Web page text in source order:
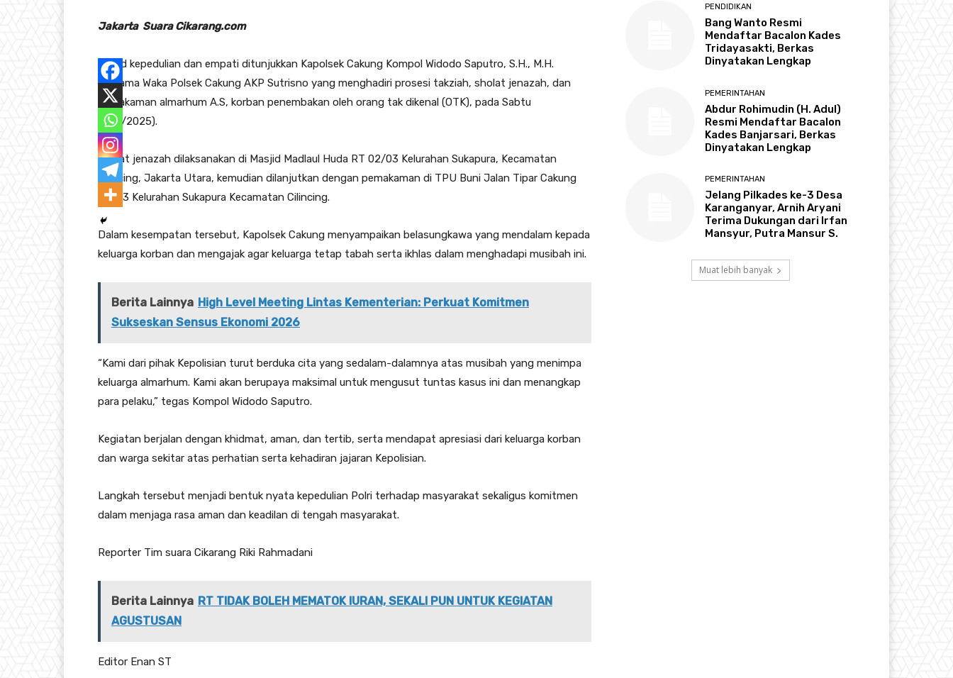
Jakarta Suara Cikarang.com
Wujud kepedulian dan empati ditunjukkan Kapolsek Cakung Kompol Widodo Saputro, S.H., M.H.
bersama Waka Polsek Cakung AKP Sutrisno yang menghadiri prosesi takziah, sholat jenazah, dan
pemakaman almarhum A.S, korban penembakan oleh orang tak dikenal (OTK), pada Sabtu
(8/11/2025).
Sholat jenazah dilaksanakan di Masjid Madlaul Huda RT 02/03 Kelurahan Sukapura, Kecamatan
Cilincing, Jakarta Utara, kemudian dilanjutkan dengan pemakaman di TPU Buni Jalan Tipar Cakung
RW 03 Kelurahan Sukapura Kecamatan Cilincing.
Dalam kesempatan tersebut, Kapolsek Cakung menyampaikan belasungkawa yang mendalam kepada
keluarga korban dan mengajak agar keluarga tetap tabah serta ikhlas dalam menghadapi musibah ini.
Berita Lainnya High Level Meeting Lintas Kementerian: Perkuat Komitmen
Sukseskan Sensus Ekonomi 2026
“Kami dari pihak Kepolisian turut berduka cita yang sedalam-dalamnya atas musibah yang menimpa
keluarga almarhum. Kami akan berupaya maksimal untuk mengusut tuntas kasus ini dan menangkap
para pelaku,” tegas Kompol Widodo Saputro.
Kegiatan berjalan dengan khidmat, aman, dan tertib, serta mendapat apresiasi dari keluarga korban
dan warga sekitar atas perhatian serta kehadiran jajaran Kepolisian.
Langkah tersebut menjadi bentuk nyata kepedulian Polri terhadap masyarakat sekaligus komitmen
dalam menjaga rasa aman dan keadilan di tengah masyarakat.
Reporter Tim suara Cikarang Riki Rahmadani
Berita Lainnya RT TIDAK BOLEH MEMATOK IURAN, SEKALI PUN UNTUK KEGIATAN
AGUSTUSAN
Editor Enan ST
PENDIDIKAN
Bang Wanto Resmi
Mendaftar Bacalon Kades
Tridayasakti, Berkas
Dinyatakan Lengkap
PEMERINTAHAN
Abdur Rohimudin (H. Adul)
Resmi Mendaftar Bacalon
Kades Banjarsari, Berkas
Dinyatakan Lengkap
PEMERINTAHAN
Jelang Pilkades ke-3 Desa
Karanganyar, Arnih Aryani
Terima Dukungan dari Irfan
Mansyur, Putra Mansur S.
Muat lebih banyak